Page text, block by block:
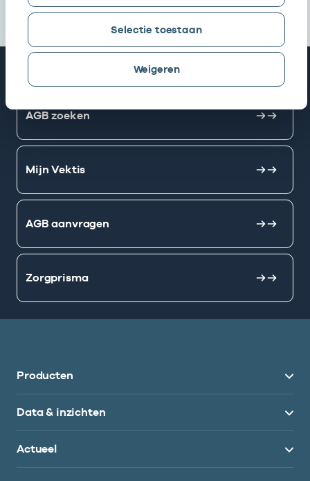
Selectie toestaan
Weigeren
AGB zoeken
Mijn Vektis
AGB aanvragen
Zorgprisma
Producten
Data & inzichten
Actueel